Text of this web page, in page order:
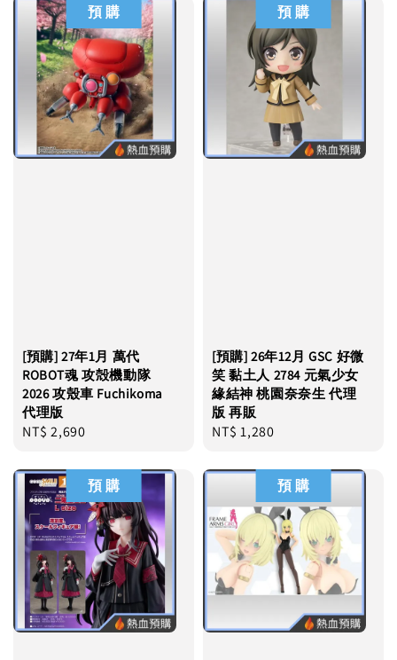
預 購
[預購] 27年1月 萬代
ROBOT魂 攻殻機動隊
2026 攻殼車 Fuchikoma
代理版
Regular
NT$ 2,690
預 購
[預購] 26年12月 GSC 好微
笑 黏土人 2784 元氣少女
緣結神 桃園奈奈生 代理
版 再販
Regular
NT$ 1,280
預 購 預 購